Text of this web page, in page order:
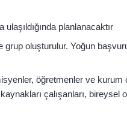
planlanacaktır
grup oluşturulur. Yoğun
öğretmenler ve kurum
çalışanları, bireysel